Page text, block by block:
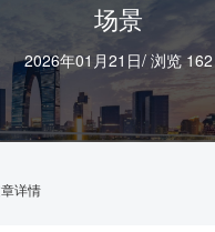
场景
2026年01月21日/ 浏览 162
详情